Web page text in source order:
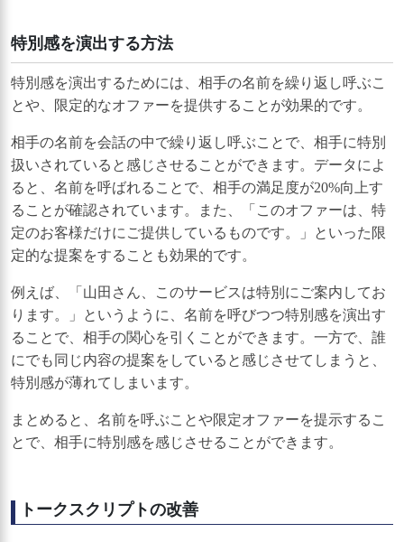
特別感を演出する方法
特別感を演出するためには、相手の名前を繰り返し呼ぶこ
とや、限定的なオファーを提供することが効果的です。
相手の名前を会話の中で繰り返し呼ぶことで、相手に特別
扱いされていると感じさせることができます。データによ
ると、名前を呼ばれることで、相手の満足度が20%向上す
ることが確認されています。また、「このオファーは、特
定のお客様だけにご提供しているものです。」といった限
定的な提案をすることも効果的です。
例えば、「山田さん、このサービスは特別にご案内してお
ります。」というように、名前を呼びつつ特別感を演出す
ることで、相手の関心を引くことができます。一方で、誰
にでも同じ内容の提案をしていると感じさせてしまうと、
特別感が薄れてしまいます。
まとめると、名前を呼ぶことや限定オファーを提示するこ
とで、相手に特別感を感じさせることができます。
トークスクリプトの改善